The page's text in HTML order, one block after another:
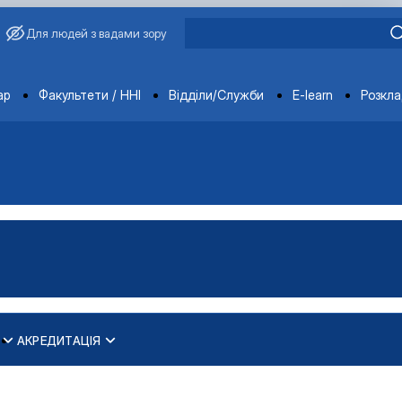
Для людей з вадами зору
Факультети / ННІ Відділи/Служби E-learn
АКРЕДИТАЦІЯ